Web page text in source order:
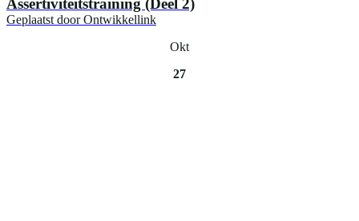
Assertiviteitstraining (Deel 2)
Geplaatst door Ontwikkellink
Okt
27